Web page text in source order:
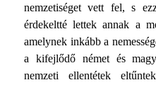
nemzetiséget vett fel, s
érdekeltté lettek annak a
amelynek inkább a
a kifejlődő német és
nemzeti ellentétek